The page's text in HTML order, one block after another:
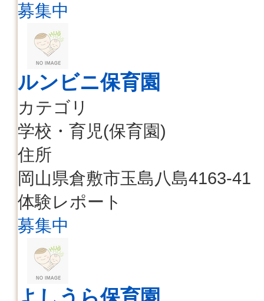
募集中
ルンビニ保育園
カテゴリ
学校・育児(保育園)
住所
岡山県倉敷市玉島八島4163-41
体験レポート
募集中